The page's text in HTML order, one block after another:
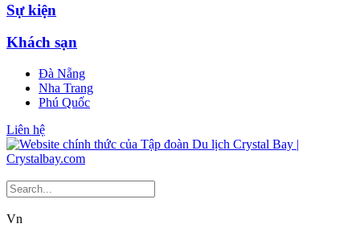
Sự kiện
Khách sạn
Đà Nẵng
Nha Trang
Phú Quốc
Liên hệ
Vn